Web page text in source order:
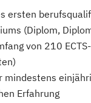
ersten
(Diplom,
von 210 ECTS-
mindestens
Erfahrung